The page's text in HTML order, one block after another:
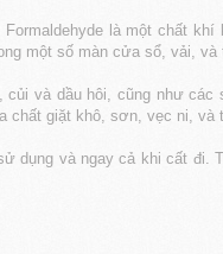
là một chất
một số màn cửa sổ, vải,
và dầu hôi, cũng như
giặt khô, sơn, vẹc ni, và
dụng và ngay cả khi cất